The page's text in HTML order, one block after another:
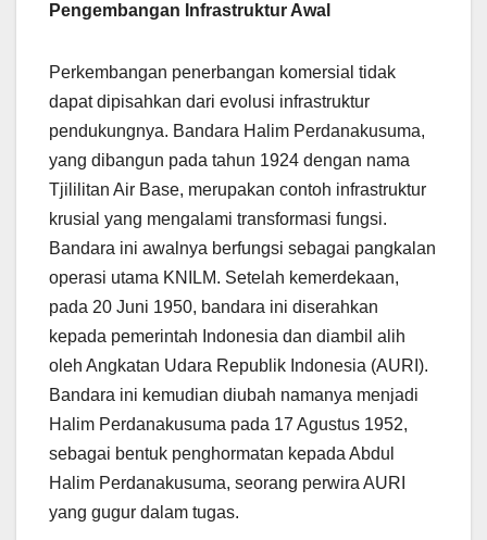
Pengembangan Infrastruktur Awal
Perkembangan penerbangan komersial tidak
dapat dipisahkan dari evolusi infrastruktur
pendukungnya. Bandara Halim Perdanakusuma,
yang dibangun pada tahun 1924 dengan nama
Tjililitan Air Base, merupakan contoh infrastruktur
krusial yang mengalami transformasi fungsi.
Bandara ini awalnya berfungsi sebagai pangkalan
operasi utama KNILM. Setelah kemerdekaan,
pada 20 Juni 1950, bandara ini diserahkan
kepada pemerintah Indonesia dan diambil alih
oleh Angkatan Udara Republik Indonesia (AURI).
Bandara ini kemudian diubah namanya menjadi
Halim Perdanakusuma pada 17 Agustus 1952,
sebagai bentuk penghormatan kepada Abdul
Halim Perdanakusuma, seorang perwira AURI
yang gugur dalam tugas.